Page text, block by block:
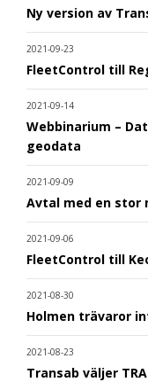
Ny version av
2021-09-23
FleetControl till
2021-09-14
Webbinarium –
geodata
2021-09-09
Avtal med en stor
2021-09-06
FleetControl till
2021-08-30
Holmen trävaror
2021-08-23
Transab väljer